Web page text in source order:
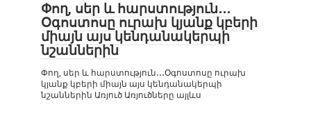
Փող, սեր և հարստություն․․․
Օգոստոսը ուրախ կյանք կբերի
միայն այս կենդանակերպի
նշաններին
Փող, սեր և հարստություն․․․Օգոստոսը ուրախ
կյանք կբերի միայն այս կենդանակերպի
նշաններին Առյուծ Առյուծները այլևս